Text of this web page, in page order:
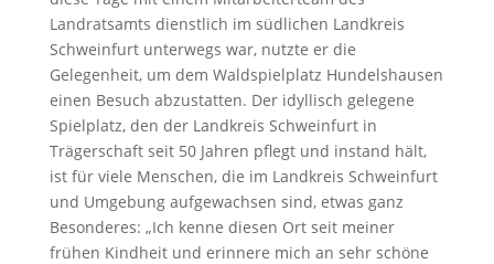
Landratsamts dienstlich im südlichen Landkreis
Schweinfurt unterwegs war, nutzte er die
Gelegenheit, um dem Waldspielplatz Hundelshausen
einen Besuch abzustatten. Der idyllisch gelegene
Spielplatz, den der Landkreis Schweinfurt in
Trägerschaft seit 50 Jahren pflegt und instand hält,
ist für viele Menschen, die im Landkreis Schweinfurt
und Umgebung aufgewachsen sind, etwas ganz
Besonderes: „Ich kenne diesen Ort seit meiner
frühen Kindheit und erinnere mich an sehr schöne